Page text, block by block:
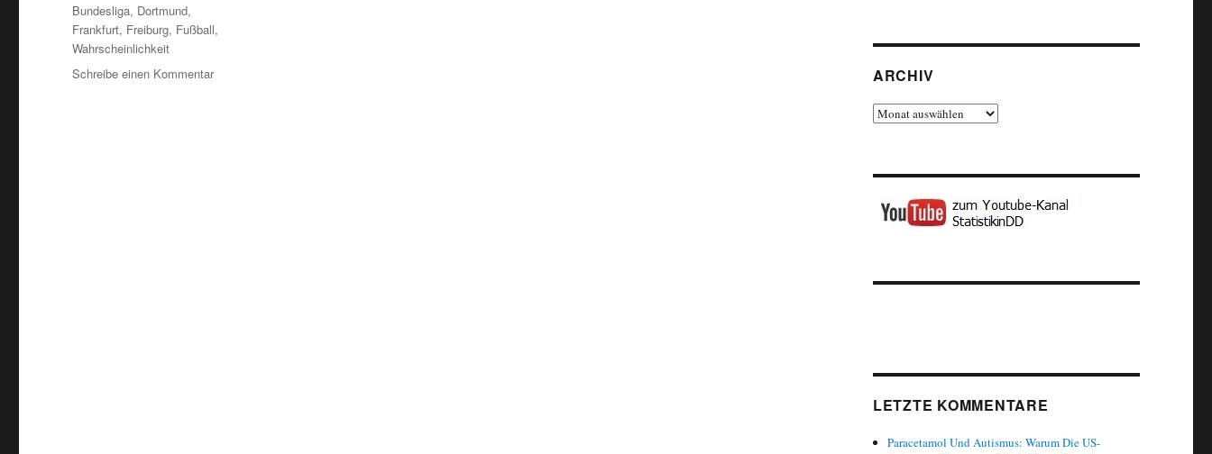
Schlagwörter
Bundesliga, Dortmund,
Frankfurt, Freiburg, Fußball,
Wahrscheinlichkeit
Schreibe einen Kommentarzu
ARCHIV
Archiv
LETZTE KOMMENTARE
Paracetamol Und Autismus: Warum Die US-